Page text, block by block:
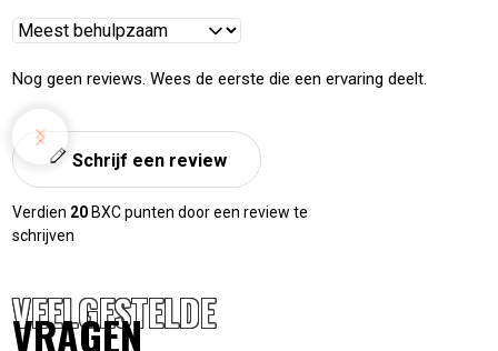
Reviews
Nog geen reviews. Wees de eerste die een ervaring deelt.
Schrijf een review
Verdien 20 BXC punten door een review te
schrijven
VEELGESTELDE
VRAGEN